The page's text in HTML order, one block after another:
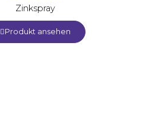
Zinkspray
Produkt ansehen